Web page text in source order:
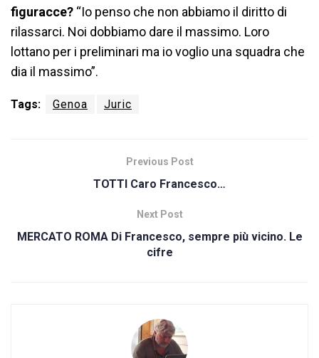
figuracce? “Io penso che non abbiamo il diritto di
rilassarci. Noi dobbiamo dare il massimo. Loro
lottano per i preliminari ma io voglio una squadra che
dia il massimo”.
Tags: Genoa Juric
Previous Post
TOTTI Caro Francesco…
Next Post
MERCATO ROMA Di Francesco, sempre più vicino. Le
cifre